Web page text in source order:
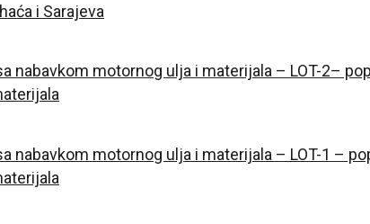
i Sarajeva
nabavkom motornog ulja i materijala – LOT-2–
nabavkom motornog ulja i materijala – LOT-1 –